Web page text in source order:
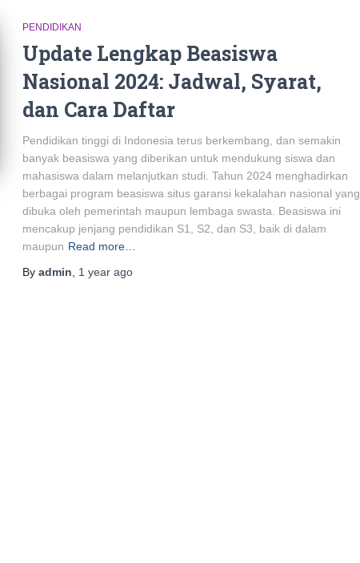
PENDIDIKAN
Update Lengkap Beasiswa
Nasional 2024: Jadwal, Syarat,
dan Cara Daftar
Pendidikan tinggi di Indonesia terus berkembang, dan semakin
banyak beasiswa yang diberikan untuk mendukung siswa dan
mahasiswa dalam melanjutkan studi. Tahun 2024 menghadirkan
berbagai program beasiswa situs garansi kekalahan nasional yang
dibuka oleh pemerintah maupun lembaga swasta. Beasiswa ini
mencakup jenjang pendidikan S1, S2, dan S3, baik di dalam
maupun Read more…
By admin 1 year ago